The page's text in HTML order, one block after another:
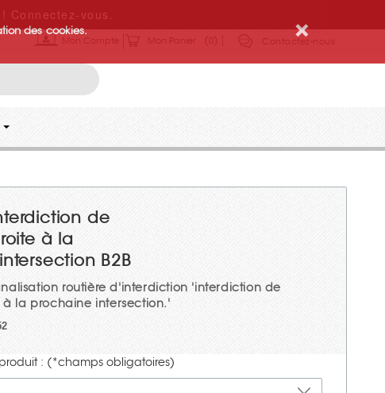
des cookies.
Connectez-vous.
Mon Compte Mon Panier 0 Contactez-nous
de
à la
B2B
routière d'interdiction 'interdiction de
la prochaine intersection.'
: (*champs obligatoires)